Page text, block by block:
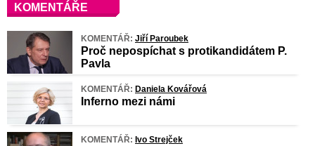
KOMENTÁŘE
KOMENTÁŘ: Jiří Paroubek
Proč nepospíchat s protikandidátem P.
Pavla
KOMENTÁŘ: Daniela Kovářová
Inferno mezi námi
KOMENTÁŘ: Ivo Strejček